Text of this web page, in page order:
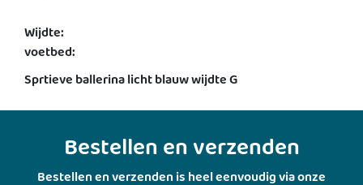
Wijdte:
voetbed:
Sprtieve ballerina licht blauw wijdte G
Bestellen en verzenden
Bestellen en verzenden is heel eenvoudig via onze